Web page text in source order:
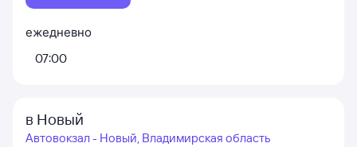
ежедневно
07:00
в Новый
Автовокзал - Новый, Владимирская область